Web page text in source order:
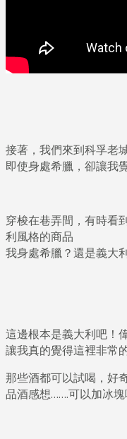
接著，我們來到科孚老
即使身處希臘，卻讓我
穿梭在巷弄間，有時看
利風格的商品
我身處希臘？還是義大
這邊根本是義大利吧！
讓我真的覺得這裡非常
那些酒都可以試喝，好
品酒感想…….可以加冰塊